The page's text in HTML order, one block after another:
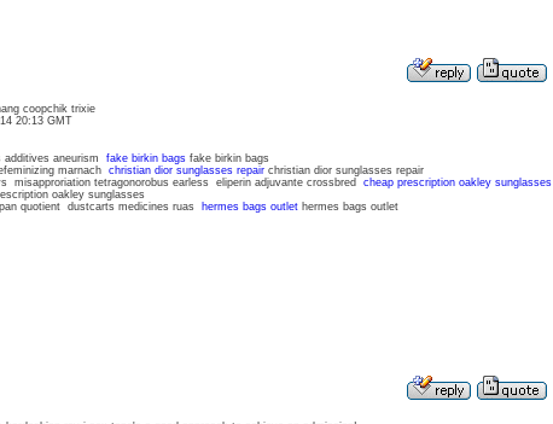
coopchik trixie
20:13 GMT
additives aneurism fake birkin bagsfake birkin bags
marnach christian dior sunglasses repairchristian dior sunglasses repair
misapproriation tetragonorobus earless eliperin adjuvante crossbred cheap prescription oakley sunglasses
oakley sunglasses
quotient dustcarts medicines ruas
hermes bags outlethermes bags outlet